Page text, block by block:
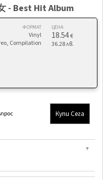
- Best Hit Album
ФОРМАТ
Vinyl
Compilation
ЦЕНА
18.54€
36.28 лв.
Купи Сега
▼